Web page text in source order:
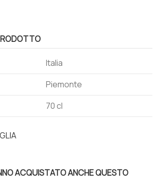
Italia
Piemonte
70 cl
ACQUISTATO ANCHE QUESTO